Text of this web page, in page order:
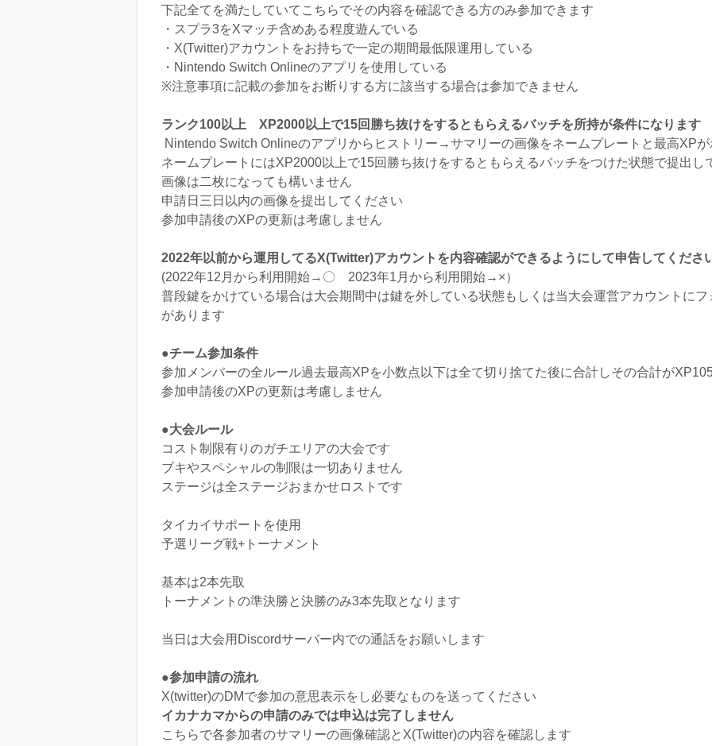
下記全てを満たしていてこちらでその内容を確認できる方のみ参加できます
・スプラ3をXマッチ含めある程度遊んでいる
・X(Twitter)アカウントをお持ちで一定の期間最低限運用している
・Nintendo Switch Onlineのアプリを使用している
※注意事項に記載の参加をお断りする方に該当する場合は参加できません
ランク100以上 XP2000以上で15回勝ち抜けをするともらえるバッチを所持が条件になります
Nintendo Switch Onlineのアプリからヒストリー→サマリーの画像をネームプレートと最高XP
ネームプレートにはXP2000以上で15回勝ち抜けをするともらえるバッチをつけた状態で提出し
画像は二枚になっても構いません
申請日三日以内の画像を提出してください
参加申請後のXPの更新は考慮しません
2022年以前から運用してるX(Twitter)アカウントを内容確認ができるようにして申告してくださ
(2022年12月から利用開始→〇 2023年1月から利用開始→×）
普段鍵をかけている場合は大会期間中は鍵を外している状態もしくは当大会運営アカウントに
があります
●チーム参加条件
参加メンバーの全ルール過去最高XPを小数点以下は全て切り捨てた後に合計しその合計が
参加申請後のXPの更新は考慮しません
●大会ルール
コスト制限有りのガチエリアの大会です
ブキやスペシャルの制限は一切ありません
ステージは全ステージおまかせロストです
タイカイサポートを使用
予選リーグ戦+トーナメント
基本は2本先取
トーナメントの準決勝と決勝のみ3本先取となります
当日は大会用Discordサーバー内での通話をお願いします
●参加申請の流れ
X(twitter)のDMで参加の意思表示をし必要なものを送ってください
イカナカマからの申請のみでは申込は完了しません
こちらで各参加者のサマリーの画像確認とX(Twitter)の内容を確認します